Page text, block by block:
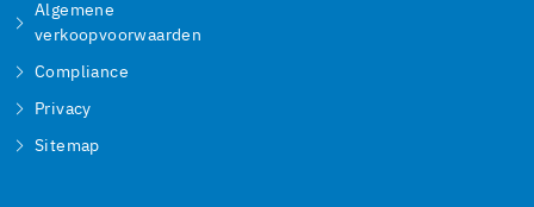
Algemene
verkoopvoorwaarden
Compliance
Privacy
Sitemap